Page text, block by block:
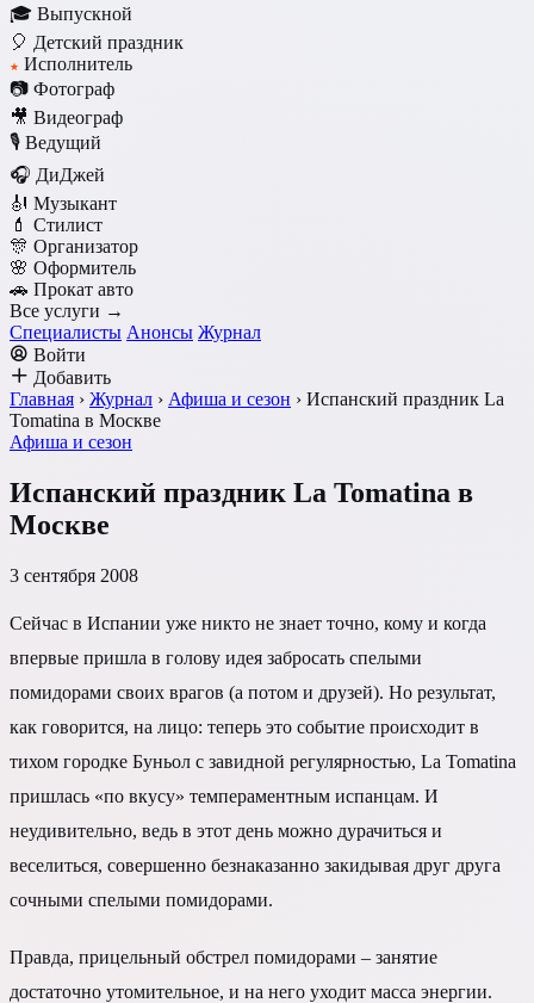
🎓 Выпускной
🎈 Детский праздник
★ Исполнитель
📷 Фотограф
🎥 Видеограф
🎙️ Ведущий
🎧 ДиДжей
🎻 Музыкант
💄 Стилист
🎊 Организатор
🌸 Оформитель
🚗 Прокат авто
Все услуги →
Специалисты Анонсы Журнал
Войти
Добавить
Главная › Журнал › Афиша и сезон › Испанский праздник La
Tomatina в Москве
Афиша и сезон
Испанский праздник La Tomatina в
Москве
3 сентября 2008
Сейчас в Испании уже никто не знает точно, кому и когда
впервые пришла в голову идея забросать спелыми
помидорами своих врагов (а потом и друзей). Но результат,
как говорится, на лицо: теперь это событие происходит в
тихом городке Буньол с завидной регулярностью, La Tomatina
пришлась «по вкусу» темпераментным испанцам. И
неудивительно, ведь в этот день можно дурачиться и
веселиться, совершенно безнаказанно закидывая друг друга
сочными спелыми помидорами.
Правда, прицельный обстрел помидорами – занятие
достаточно утомительное, и на него уходит масса энергии.